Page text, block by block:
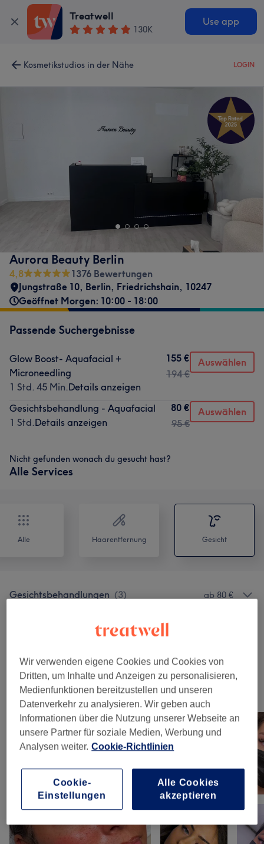
Treatwell
130K
Use app
Kosmetikstudios in der Nähe LOGIN
Aurora Beauty Berlin
4,8
1376 Bewertungen
Jungstraße 10, Berlin, Friedrichshain, 10247
Geöffnet Morgen: 10:00 - 18:00
Passende Suchergebnisse
Glow Boost- Aquafacial +
Microneedling
1 Std. 45 Min.Details anzeigen
155 €
194 €
Auswählen
Gesichtsbehandlung - Aquafacial
1 Std.Details anzeigen
80 €
95 €
Auswählen
Nicht gefunden wonach du gesucht hast?
Alle Services
Alle Haarentfernung Gesicht
Gesichtsbehandlungen (3) ab 80 €
Augenbrauen & Wimpernbehandlungen
Unsere Arbeit
Bild anklicken für weitere Details
Wir verwenden eigene Cookies und Cookies von
Dritten, um Inhalte und Anzeigen zu personalisieren,
Medienfunktionen bereitzustellen und unseren
Datenverkehr zu analysieren. Wir geben auch
Informationen über die Nutzung unserer Webseite an
unsere Partner für soziale Medien, Werbung und
Analysen weiter. Cookie-Richtlinien
Cookie-
Einstellungen
Alle Cookies
akzeptieren